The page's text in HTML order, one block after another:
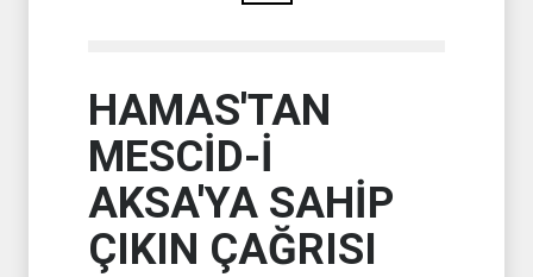
HAMAS'TAN
MESCİD-İ
AKSA'YA SAHİP
ÇIKIN ÇAĞRISI